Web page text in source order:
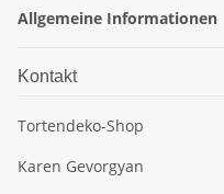
Allgemeine Informationen
Kontakt
Tortendeko-Shop
Karen Gevorgyan